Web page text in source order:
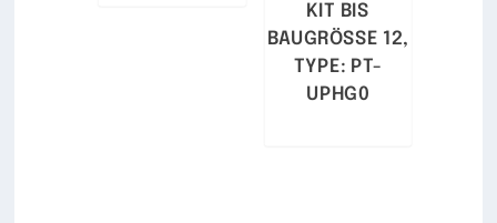
KIT BIS
BAUGRÖSSE 12, T
YPE: PT-U
PHG0